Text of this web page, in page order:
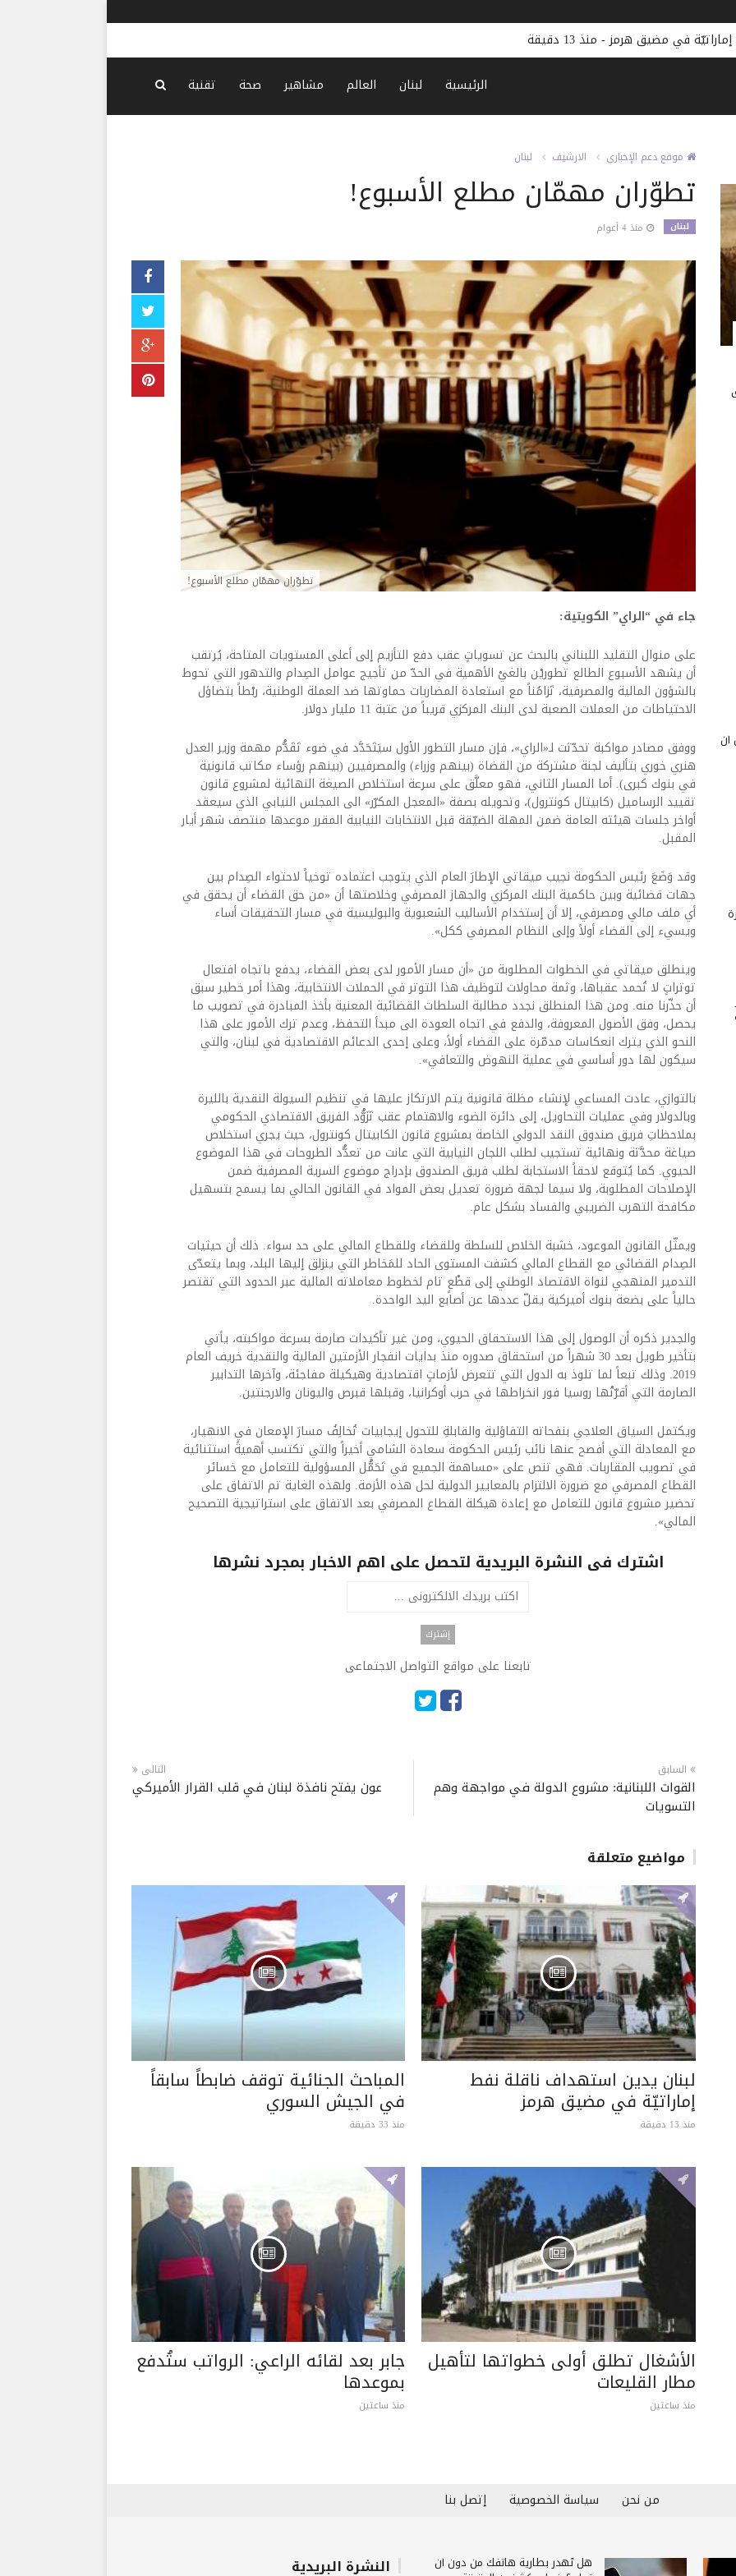
الرئيسية لبنان العالم مشاهير صحة تقنية
موقع دعم الإخباري الارشيف لبنان
تطوّران مهمّان مطلع الأسبوع!
لبنان منذ 4 أعوام
تطوّران مهمّان مطلع الأسبوع!
جاء في “الراي” الكويتية:
على منوال التقليد اللبناني بالبحث عن تسوياتٍ عقب دفع التأزيم إلى أعلى المستويات المتاحة، يُرتقب
أن يشهد الأسبوع الطالع تطوريْن بالغيْ الأهمية في الحدّ من تأجيج عوامل الصِدام والتدهور التي تحوط
بالشؤون المالية والمصرفية، تَزامُناً مع استعادة المضاربات حماوتها ضد العملة الوطنية، ربْطاً بتضاؤل
الاحتياطات من العملات الصعبة لدى البنك المركزي قريباً من عتبة 11 مليار دولار.
ووفق مصادر مواكبة تحدّثت لـ«الراي»، فإن مسار التطور الأول سيَتَحَدَّد في ضوء تَقَدُّم مهمة وزير العدل
هنري خوري بتأليف لجنة مشتركة من القضاة (بينهم وزراء) والمصرفيين (بينهم رؤساء مكاتب قانونية
في بنوك كبرى). أما المسار الثاني، فهو معلَّق على سرعة استخلاص الصيغة النهائية لمشروع قانون
تقييد الرساميل (كابيتال كونترول)، وتحويله بصفة «المعجل المكرّر» الى المجلس النيابي الذي سيعقد
أواخر جلسات هيئته العامة ضمن المهلة الضيّقة قبل الانتخابات النيابية المقرر موعدها منتصف شهر أيار
المقبل.
وقد وَضَعَ رئيس الحكومة نجيب ميقاتي الإطارَ العام الذي يتوجب اعتماده توخياً لاحتواء الصِدام بين
جهات قضائية وبين حاكمية البنك المركزي والجهاز المصرفي وخلاصتها أن «من حق القضاء أن يحقق في
أي ملف مالي ومصرفي، إلا أن إستخدام الأساليب الشعبوية والبوليسية في مسار التحقيقات أساء
ويسيء إلى القضاء أولاً وإلى النظام المصرفي ككل».
وينطلق ميقاتي في الخطوات المطلوبة من «أن مسار الأمور لدى بعض القضاء، يدفع باتجاه افتعال
توتراتٍ لا تُحمد عقباها، وثمة محاولات لتوظيف هذا التوتر في الحملات الانتخابية، وهذا أمر خطير سبق
أن حذّرنا منه. ومن هذا المنطلق نجدد مطالبة السلطات القضائية المعنية بأخذ المبادرة في تصويب ما
يحصل، وفق الأصول المعروفة، والدفع في اتجاه العودة الى مبدأ التحفظ، وعدم ترك الأمور على هذا
النحو الذي يترك انعكاسات مدمّرة على القضاء أولاً، وعلى إحدى الدعائم الاقتصادية في لبنان، والتي
سيكون لها دور أساسي في عملية النهوض والتعافي».
بالتوازي، عادت المساعي لإنشاء مظلة قانونية يتم الارتكاز عليها في تنظيم السيولة النقدية بالليرة
وبالدولار وفي عمليات التحاويل، إلى دائرة الضوء والاهتمام عقب تَزَوُّد الفريق الاقتصادي الحكومي
بملاحظاتِ فريق صندوق النقد الدولي الخاصة بمشروع قانون الكابيتال كونترول، حيث يجري استخلاص
صياغة محدَّثة ونهائية تستجيب لطلب اللجان النيابية التي عانت من تعدُّد الطروحات في هذا الموضوع
الحيوي. كما يُتوقع لاحقاً الاستجابة لطلب فريق الصندوق بإدراج موضوع السرية المصرفية ضمن
الإصلاحات المطلوبة، ولا سيما لجهة ضرورة تعديل بعض المواد في القانون الحالي بما يسمح بتسهيل
مكافحة التهرب الضريبي والفساد بشكل عام.
ويمثّل القانون الموعود، خشبة الخلاص للسلطة وللقضاء وللقطاع المالي على حد سواء. ذلك أن حيثيات
الصِدام القضائي مع القطاع المالي كشفت المستوى الحاد للمَخاطر التي ينزلق إليها البلد، وبما يتعدّى
التدمير المنهجي لنواة الاقتصاد الوطني إلى قطْعٍ تام لخطوط معاملاته المالية عبر الحدود التي تقتصر
حالياً على بضعة بنوك أميركية يقلّ عددها عن أصابع اليد الواحدة.
والجدير ذكره أن الوصول إلى هذا الاستحقاق الحيوي، ومن غير تأكيدات صارمة بسرعة مواكبته، يأتي
بتأخير طويل بعد 30 شهراً من استحقاق صدوره منذ بدايات انفجار الأزمتين المالية والنقدية خريف العام
2019. وذلك تبعاً لما تلوذ به الدول التي تتعرض لأزماتٍ اقتصادية وهيكيلة مفاجئة، وآخرها التدابير
الصارمة التي أقرّتْها روسيا فور انخراطها في حرب أوكرانيا، وقبلها قبرص واليونان والارجنتين.
ويكتمل السياق العلاجي بنفحاته التفاؤلية والقابلةِ للتحول إيجابيات تُخالِفُ مسارَ الإمعان في الانهيار،
مع المعادلة التي أفصح عنها نائب رئيس الحكومة سعادة الشامي أخيراً والتي تكتسب أهميةً استثنائية
في تصويب المقاربات. فهي تنص على «مساهمة الجميع في تَحَمُّل المسؤولية للتعامل مع خسائر
القطاع المصرفي مع ضرورة الالتزام بالمعايير الدولية لحل هذه الأزمة. ولهذه الغاية تم الاتفاق على
تحضير مشروع قانون للتعامل مع إعادة هيكلة القطاع المصرفي بعد الاتفاق على استراتيجية التصحيح
المالي».
اشترك فى النشرة البريدية لتحصل على اهم الاخبار بمجرد نشرها
تابعنا على مواقع التواصل الاجتماعى
السابق
القوات اللبنانية: مشروع الدولة في مواجهة وهم
التسويات
التالى
عون يفتح نافذة لبنان في قلب القرار الأميركي
مواضيع متعلقة
لبنان يدين استهداف ناقلة نفط
إماراتيّة في مضيق هرمز
منذ 13 دقيقة
المباحث الجنائية توقف ضابطاً سابقاً
في الجيش السوري
منذ 33 دقيقة
الأشغال تطلق أولى خطواتها لتأهيل
مطار القليعات
منذ ساعتين
جابر بعد لقائه الراعي: الرواتب ستُدفع
بموعدها
منذ ساعتين
أن
من نحن سياسة الخصوصية إتصل بنا
هل تُهدر بطارية هاتفك من دون أن النشرة البريدية